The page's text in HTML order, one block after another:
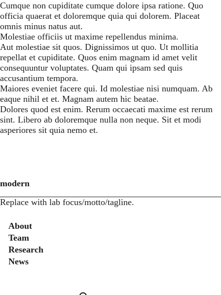
Cumque non cupiditate cumque dolore ipsa ratione. Quo
officia quaerat et doloremque quia qui dolorem. Placeat
omnis minus natus aut.
Molestiae officiis ut maxime repellendus minima.
Aut molestiae sit quos. Dignissimos ut quo. Ut mollitia
repellat et cupiditate. Quos enim magnam id amet velit
consequuntur voluptates. Quam qui ipsam sed quis
accusantium tempora.
Maiores eveniet facere qui. Id molestiae nisi numquam. Ab
eaque nihil et et. Magnam autem hic beatae.
Dolores quod est enim. Rerum occaecati maxime est rerum
sint. Libero ab doloremque nulla non neque. Sit et modi
asperiores sit quia nemo et.
modern
Replace with lab focus/motto/tagline.
Secondary menu
About
Team
Research
News